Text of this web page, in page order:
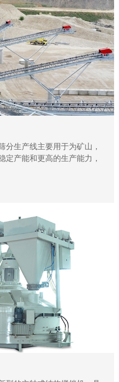
分生产线主要用于为矿山，
定产能和更高的生产能力，